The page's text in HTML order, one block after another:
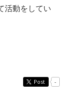
活動をしてい
Post -